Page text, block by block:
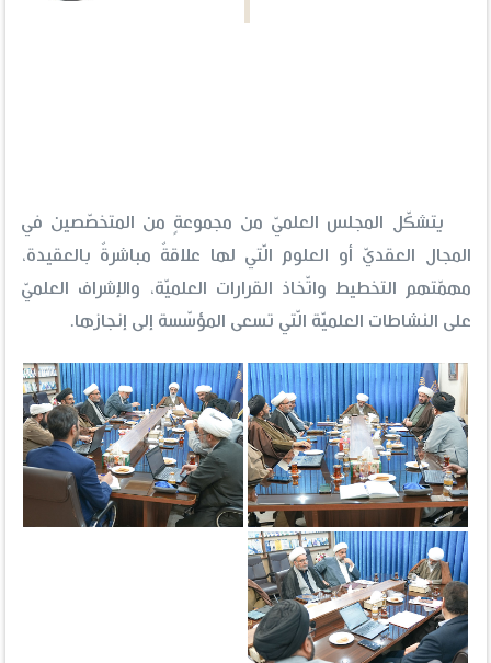
يتشكّل المجلس العلميّ من مجموعةٍ من المتخصّصين في
المجال العقديّ أو العلوم الّتي لها علاقةٌ مباشرةٌ بالعقيدة،
مهمّتهم التخطيط واتّخاذ القرارات العلميّة، والإشراف العلميّ
على النشاطات العلميّة الّتي تسعى المؤسّسة إلى إنجازها.